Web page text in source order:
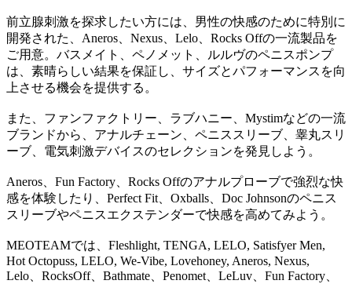
前立腺刺激を探求したい方には、男性の快感のために特別に
開発された、Aneros、Nexus、Lelo、Rocks Offの一流製品を
ご用意。バスメイト、ペノメット、ルルヴのペニスポンプ
は、素晴らしい結果を保証し、サイズとパフォーマンスを向
上させる機会を提供する。
また、ファンファクトリー、ラブハニー、Mystimなどの一流
ブランドから、アナルチェーン、ペニススリーブ、睾丸スリ
ーブ、電気刺激デバイスのセレクションを発見しよう。
Aneros、Fun Factory、Rocks Offのアナルプローブで強烈な快
感を体験したり、Perfect Fit、Oxballs、Doc Johnsonのペニス
スリーブやペニスエクステンダーで快感を高めてみよう。
MEOTEAMでは、Fleshlight, TENGA, LELO, Satisfyer Men,
Hot Octopuss, LELO, We-Vibe, Lovehoney, Aneros, Nexus,
Lelo、RocksOff、Bathmate、Penomet、LeLuv、Fun Factory、